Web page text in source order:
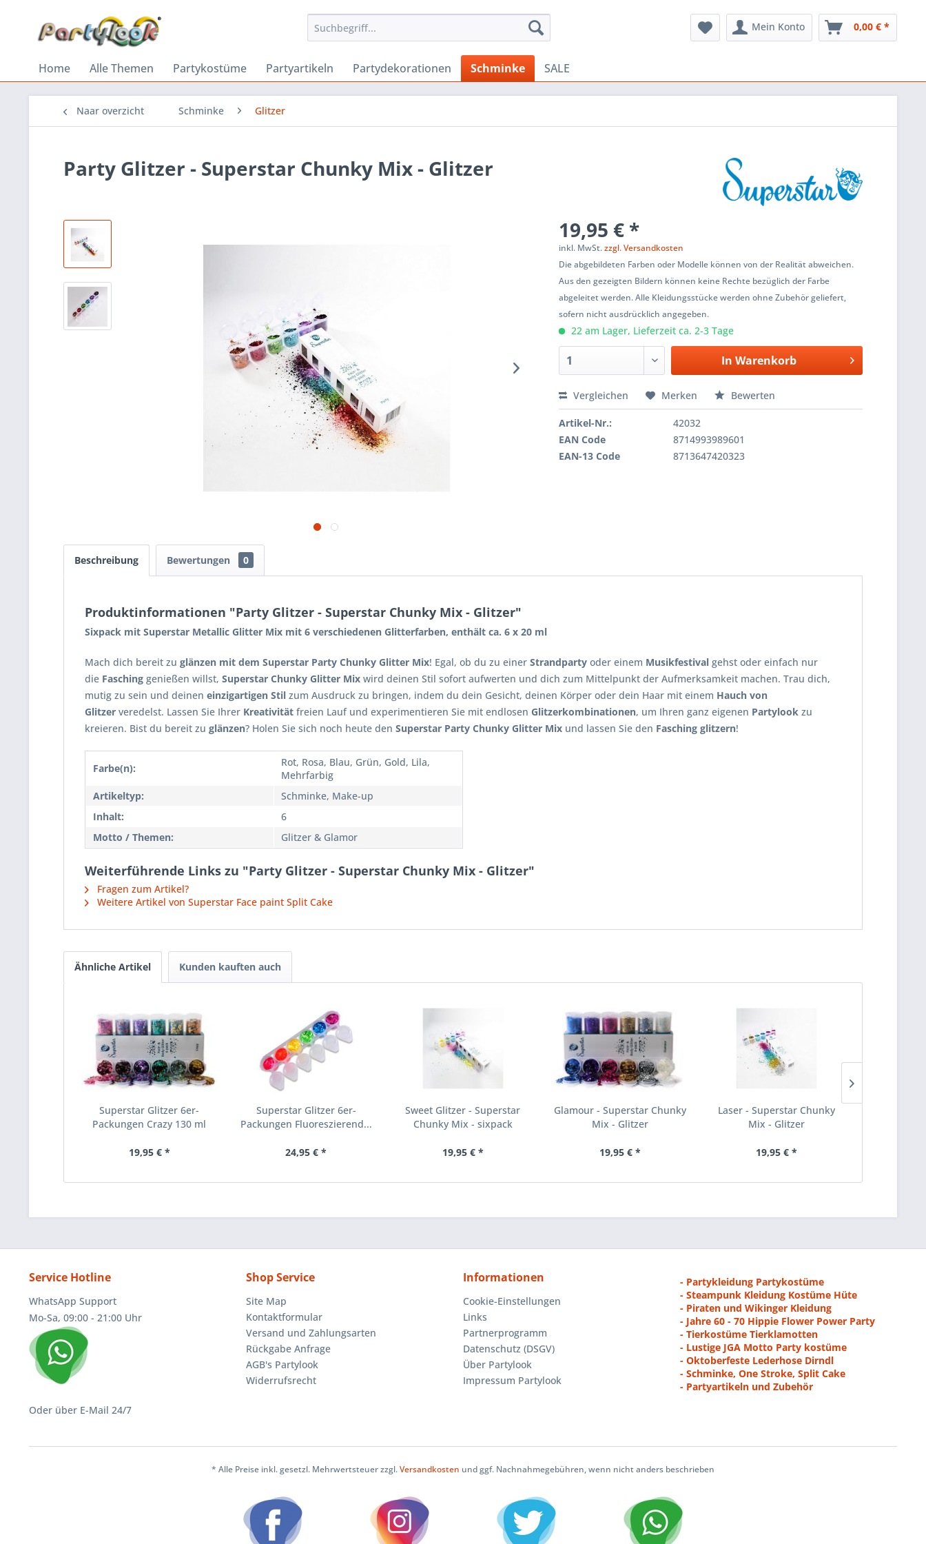
Mein Konto 0,00 € *
Home Alle Themen Partykostüme Partyartikeln Partydekorationen Schminke SALE
Naar overzicht Schminke Glitzer
Party Glitzer - Superstar Chunky Mix - Glitzer
19,95 € *
inkl. MwSt.zzgl. Versandkosten
Die abgebildeten Farben oder Modelle können von der Realität abweichen.
Aus den gezeigten Bildern können keine Rechte bezüglich der Farbe
abgeleitet werden. Alle Kleidungsstücke werden ohne Zubehör geliefert,
sofern nicht ausdrücklich angegeben.
22 am Lager, Lieferzeit ca. 2-3 Tage
In Warenkorb
Vergleichen Merken Bewerten
Artikel-Nr.:
42032
EAN Code
8714993989601
EAN-13 Code
8713647420323
Beschreibung Bewertungen 0
Produktinformationen "Party Glitzer - Superstar Chunky Mix - Glitzer"
Sixpack mit Superstar Metallic Glitter Mix mit 6 verschiedenen Glitterfarben, enthält ca. 6 x 20 ml
Mach dich bereit zu glänzen mit dem Superstar Party Chunky Glitter Mix! Egal, ob du zu einer Strandparty oder einem Musikfestival gehst oder einfach nur
die Fasching genießen willst, Superstar Chunky Glitter Mix wird deinen Stil sofort aufwerten und dich zum Mittelpunkt der Aufmerksamkeit machen. Trau dich,
mutig zu sein und deinen einzigartigen Stil zum Ausdruck zu bringen, indem du dein Gesicht, deinen Körper oder dein Haar mit einem Hauch von
Glitzer veredelst. Lassen Sie Ihrer Kreativität freien Lauf und experimentieren Sie mit endlosen Glitzerkombinationen, um Ihren ganz eigenen Partylook zu
kreieren. Bist du bereit zu glänzen? Holen Sie sich noch heute den Superstar Party Chunky Glitter Mix und lassen Sie den Fasching glitzern!
Farbe(n):
Rot, Rosa, Blau, Grün, Gold, Lila,
Mehrfarbig
Artikeltyp:
Schminke, Make-up
Inhalt:
6
Motto / Themen:
Glitzer & Glamor
Weiterführende Links zu "Party Glitzer - Superstar Chunky Mix - Glitzer"
Fragen zum Artikel?
Weitere Artikel von Superstar Face paint Split Cake
Ähnliche Artikel Kunden kauften auch
Superstar Glitzer 6er-
Packungen Crazy 130 ml
19,95 € *
Superstar Glitzer 6er-
Packungen Fluoreszierend...
24,95 € *
Sweet Glitzer - Superstar
Chunky Mix - sixpack
19,95 € *
Glamour - Superstar Chunky
Mix - Glitzer
19,95 € *
Laser - Superstar Chunky
Mix - Glitzer
19,95 € *
Service Hotline
WhatsApp Support
Mo-Sa, 09:00 - 21:00 Uhr
Oder über E-Mail 24/7
Shop Service
Site Map
Kontaktformular
Versand und Zahlungsarten
Rückgabe Anfrage
AGB's Partylook
Widerrufsrecht
Informationen
Cookie-Einstellungen
Links
Partnerprogramm
Datenschutz (DSGV)
Über Partylook
Impressum Partylook
- Partykleidung Partykostüme
- Steampunk Kleidung Kostüme Hüte
- Piraten und Wikinger Kleidung
- Jahre 60 - 70 Hippie Flower Power Party
- Tierkostüme Tierklamotten
- Lustige JGA Motto Party kostüme
- Oktoberfeste Lederhose Dirndl
- Schminke, One Stroke, Split Cake
- Partyartikeln und Zubehör
* Alle Preise inkl. gesetzl. Mehrwertsteuer zzgl.Versandkosten und ggf. Nachnahmegebühren, wenn nicht anders beschrieben